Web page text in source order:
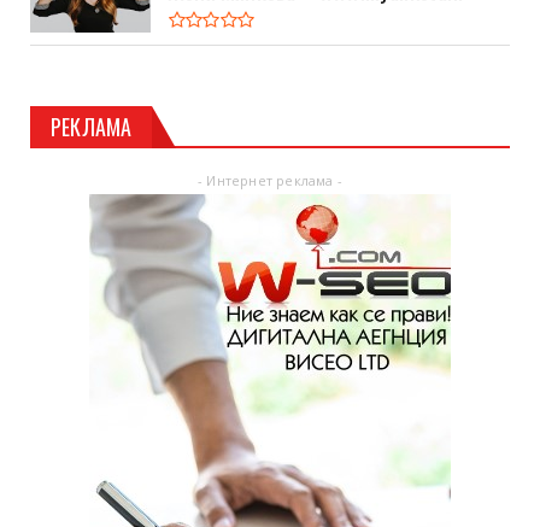
РЕКЛАМА
- Интернет реклама -